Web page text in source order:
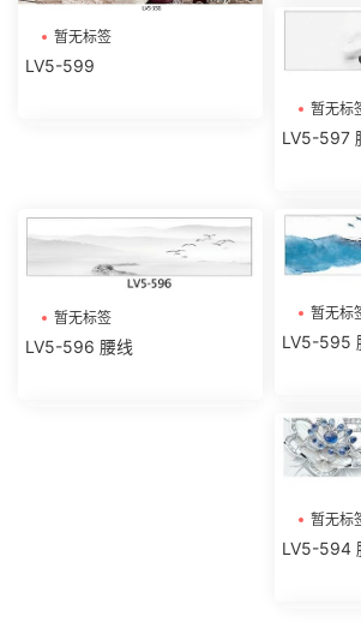
暂无标签
LV5-599
暂无标
LV5-597
暂无标签
LV5-596 腰线
暂无标
LV5-595
暂无标
LV5-594